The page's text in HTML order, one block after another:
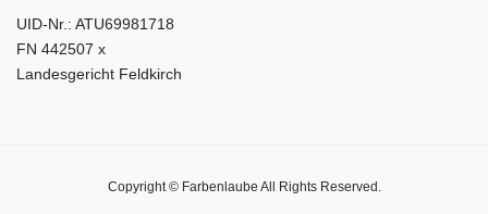
UID-Nr.: ATU69981718
FN 442507 x
Landesgericht Feldkirch
Copyright © Farbenlaube All Rights Reserved.